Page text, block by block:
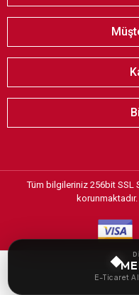
Tüm bilgileriniz 256bit SSL
korunmaktadır.
E-Ticaret